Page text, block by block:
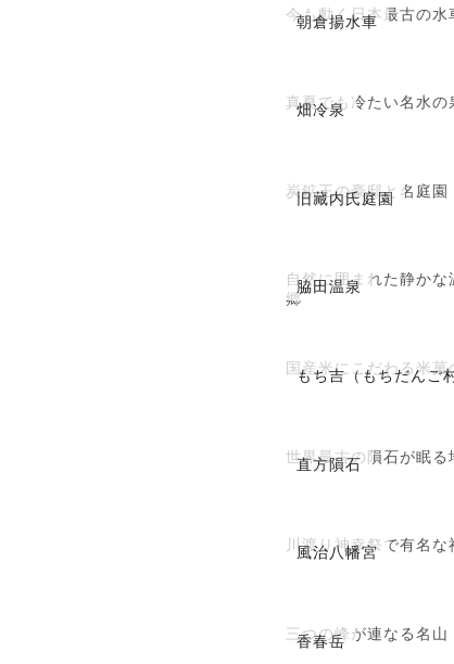
朝倉揚水車
今も動く日本最古の水
畑冷泉
真夏でも冷たい名水の
旧藏内氏庭園
炭鉱王の豪邸と名庭園
脇田温泉
自然に囲まれた静かな
郷
もち吉（もちだんご
国産米にこだわる米菓
直方隕石
世界最古の隕石が眠る
風治八幡宮
川渡り神幸祭で有名な
香春岳
三つの峰が連なる名山